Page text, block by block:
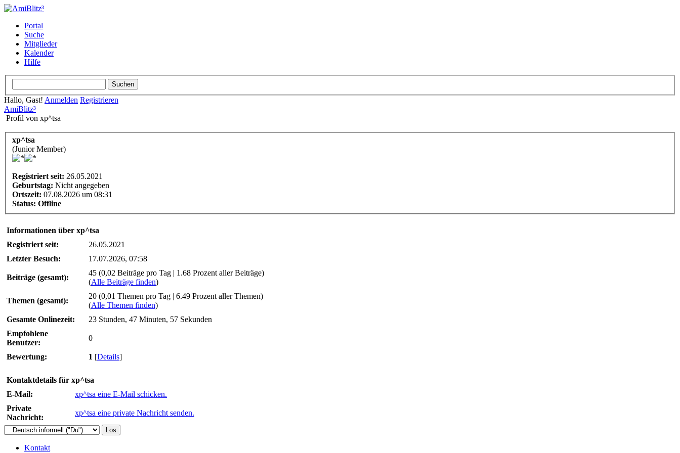
Portal
Suche
Mitglieder
Kalender
Hilfe
Hallo, Gast! Anmelden Registrieren
AmiBlitz³
Profil von xp^tsa
xp^tsa
(Junior Member)
Registriert seit: 26.05.2021
Geburtstag: Nicht angegeben
Ortszeit: 07.08.2026 um 08:31
Status: Offline
Informationen über xp^tsa
Registriert seit:
26.05.2021
Letzter Besuch:
17.07.2026, 07:58
Beiträge (gesamt):
45 (0,02 Beiträge pro Tag | 1.68 Prozent aller Beiträge)
(Alle Beiträge finden)
Themen (gesamt):
20 (0,01 Themen pro Tag | 6.49 Prozent aller Themen)
(Alle Themen finden)
Gesamte Onlinezeit:
23 Stunden, 47 Minuten, 57 Sekunden
Empfohlene
Benutzer:
0
Bewertung: 1 [Details]
Kontaktdetails für xp^tsa
E-Mail:
xp^tsa eine E-Mail schicken.
Private
Nachricht:
xp^tsa eine private Nachricht senden.
Kontakt